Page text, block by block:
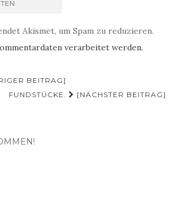
Akismet, um Spam zu reduzieren.
verarbeitet werden.
BEITRAG]
FUNDSTÜCKE.
[NÄCHSTER BEITRAG]